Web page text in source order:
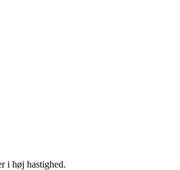
i høj hastighed.